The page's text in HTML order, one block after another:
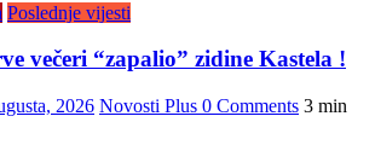
Poslednje vijesti
večeri “zapalio” zidine Kastela !
2026 Novosti Plus 0 Comments 3 min